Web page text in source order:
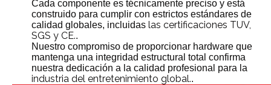
Cada componente es técnicamente preciso y está
construido para cumplir con estrictos estándares de
calidad globales, incluidas las certificaciones TUV,
SGS y CE..
Nuestro compromiso de proporcionar hardware que
mantenga una integridad estructural total confirma
nuestra dedicación a la calidad profesional para la
industria del entretenimiento global..